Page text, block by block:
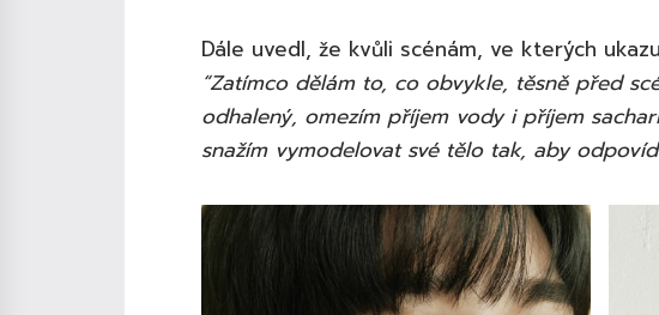
Dále uvedl, že kvůli scénám, ve kterých
“Zatímco dělám to, co obvykle, těsně před
odhalený, omezím příjem vody i příjem
snažím vymodelovat své tělo tak, aby